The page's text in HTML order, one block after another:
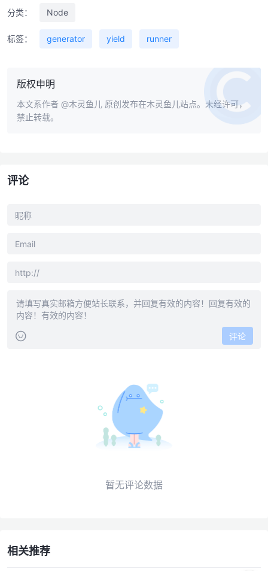
分类： Node
标签： generator yield runner
版权申明
本文系作者 @木灵鱼儿 原创发布在木灵鱼儿站点。未经许可，
禁止转载。
评论
评论
暂无评论数据
相关推荐